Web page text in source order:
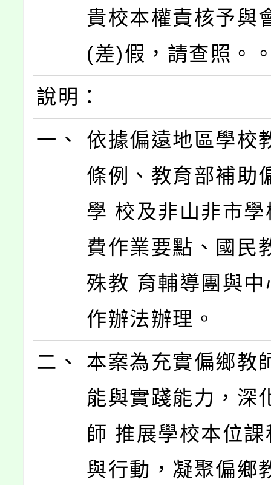
貴校本權責核予與
(差)假，請查照。
說明：
一、
依據偏遠地區學校
條例、教育部補助
學 校及非山非市
費作業要點、國民
殊教 育輔導團與
作辦法辦理。
二、
本案為充實偏鄉教
能與實踐能力，深
師 推展學校本位
與行動，凝聚偏鄉